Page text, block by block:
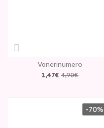
Vanerinumero
1,47€ 4,90€
-70%